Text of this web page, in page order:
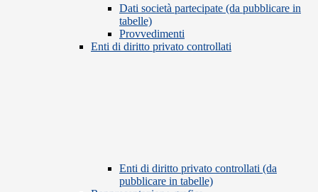
Dati società partecipate (da pubblicare in
tabelle)
Provvedimenti
Enti di diritto privato controllati
Enti di diritto privato controllati (da
pubblicare in tabelle)